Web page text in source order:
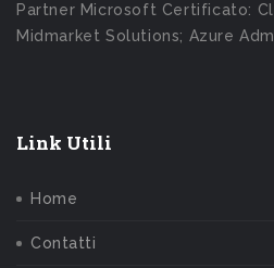
Partner Microsoft Certificato:
Midmarket Solutions; Azure
Link Utili
Home
Contatti